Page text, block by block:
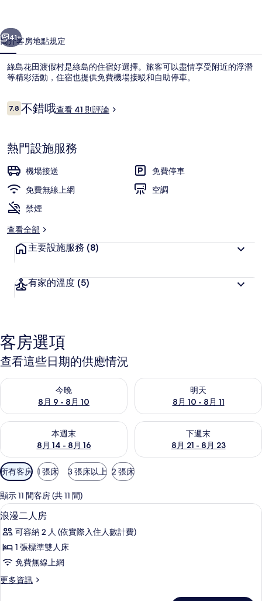
的
相
片
花田豪華六人房 | 書桌
個 下一個
41+
簡介客房地點規定
綠島花田渡假村是綠島的住宿好選擇。旅客可以盡情享受附近的浮潛
等精彩活動，住宿也提供免費機場接駁和自助停車。
評
論
7.87.8 分，滿分 10 分，
不錯哦查看 41 則評論
熱門設施服務
機場接送
免費停車
免費無線上網
空調
禁煙
查看全部
主要設施服務 (8)
有家的溫度 (5)
客房選項
查看這些日期的供應情況
今晚
8月 9 - 8月 10
查看今晚 (8月 9 - 8月 10) 的供應情況
明天
8月 10 - 8月 11
查看明天 (8月 10 - 8月 11) 的
本週末
8月 14 - 8月 16
查看本週末 (8月 14 - 8月 16) 的供應情況
下週末
8月 21 - 8月 23
查看下週末 (8月 21 - 8月 23)
可
用
的
客
房
篩
選
條
所有客房 1 張床 3 張床以上 2 張床
顯示 11 間客房 (共 11 間)
顯
示
浪
漫
人
4
浪漫二人房
可容納 2 人 (依實際入住人數計費)
1 張標準雙人床
免費無線上網
更多資訊
更